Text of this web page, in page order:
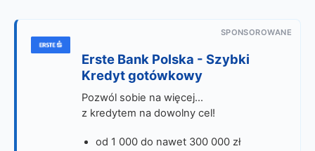
SPONSOROWANE
Erste Bank Polska - Szybki
Kredyt gotówkowy
Pozwól sobie na więcej...
z kredytem na dowolny cel!
od 1 000 do nawet 300 000 zł